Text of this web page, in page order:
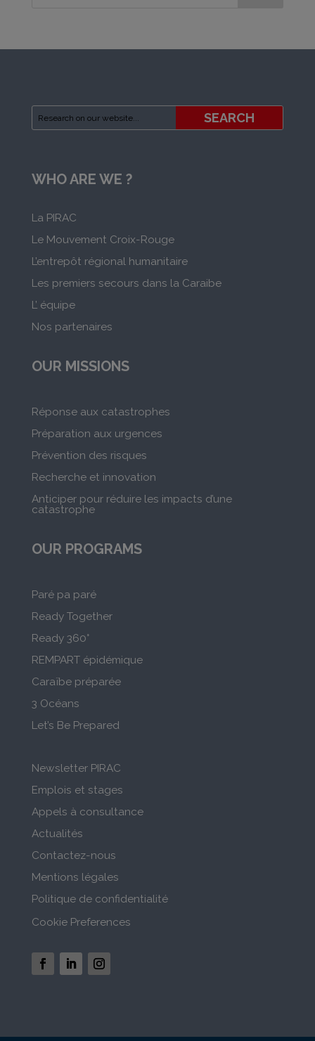
WHO ARE WE ?
La PIRAC
Le Mouvement Croix-Rouge
L’entrepôt régional humanitaire
Les premiers secours dans la Caraibe
L’ équipe
Nos partenaires
OUR MISSIONS
Réponse aux catastrophes
Préparation aux urgences
Prévention des risques
Recherche et innovation
Anticiper pour réduire les impacts d’une
catastrophe
OUR PROGRAMS
Paré pa paré
Ready Together
Ready 360°
REMPART épidémique
Caraïbe préparée
3 Océans
Let’s Be Prepared
Newsletter PIRAC
Emplois et stages
Appels à consultance
Actualités
Contactez-nous
Mentions légales
Politique de confidentialité
Cookie Preferences